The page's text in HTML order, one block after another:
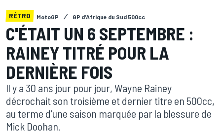
RÉTRO MotoGP GP d'Afrique du Sud 500cc
C'ÉTAIT UN 6 SEPTEMBRE :
RAINEY TITRÉ POUR LA
DERNIÈRE FOIS
Il y a 30 ans jour pour jour, Wayne Rainey
décrochait son troisième et dernier titre en 500cc,
au terme d'une saison marquée par la blessure de
Mick Doohan.